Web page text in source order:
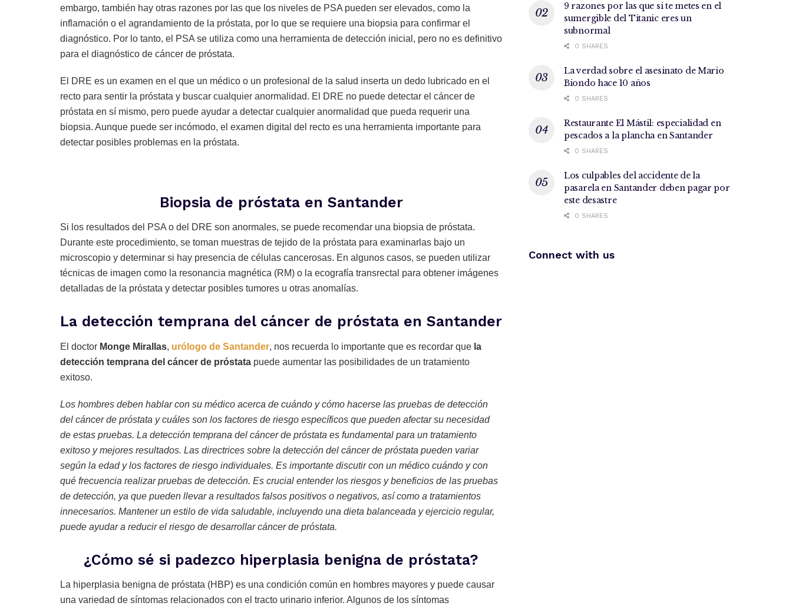
embargo, también hay otras razones por las que los niveles de PSA pueden ser elevados, como la
inflamación o el agrandamiento de la próstata, por lo que se requiere una biopsia para confirmar el
diagnóstico. Por lo tanto, el PSA se utiliza como una herramienta de detección inicial, pero no es definitivo
para el diagnóstico de cáncer de próstata.
El DRE es un examen en el que un médico o un profesional de la salud inserta un dedo lubricado en el
recto para sentir la próstata y buscar cualquier anormalidad. El DRE no puede detectar el cáncer de
próstata en sí mismo, pero puede ayudar a detectar cualquier anormalidad que pueda requerir una
biopsia. Aunque puede ser incómodo, el examen digital del recto es una herramienta importante para
detectar posibles problemas en la próstata.
Biopsia de próstata en Santander
Si los resultados del PSA o del DRE son anormales, se puede recomendar una biopsia de próstata.
Durante este procedimiento, se toman muestras de tejido de la próstata para examinarlas bajo un
microscopio y determinar si hay presencia de células cancerosas. En algunos casos, se pueden utilizar
técnicas de imagen como la resonancia magnética (RM) o la ecografía transrectal para obtener imágenes
detalladas de la próstata y detectar posibles tumores u otras anomalías.
La detección temprana del cáncer de próstata en Santander
El doctor Monge Mirallas, urólogo de Santander, nos recuerda lo importante que es recordar que la
detección temprana del cáncer de próstata puede aumentar las posibilidades de un tratamiento
exitoso.
Los hombres deben hablar con su médico acerca de cuándo y cómo hacerse las pruebas de detección
del cáncer de próstata y cuáles son los factores de riesgo específicos que pueden afectar su necesidad
de estas pruebas. La detección temprana del cáncer de próstata es fundamental para un tratamiento
exitoso y mejores resultados. Las directrices sobre la detección del cáncer de próstata pueden variar
según la edad y los factores de riesgo individuales. Es importante discutir con un médico cuándo y con
qué frecuencia realizar pruebas de detección. Es crucial entender los riesgos y beneficios de las pruebas
de detección, ya que pueden llevar a resultados falsos positivos o negativos, así como a tratamientos
innecesarios. Mantener un estilo de vida saludable, incluyendo una dieta balanceada y ejercicio regular,
puede ayudar a reducir el riesgo de desarrollar cáncer de próstata.
¿Cómo sé si padezco hiperplasia benigna de próstata?
La hiperplasia benigna de próstata (HBP) es una condición común en hombres mayores y puede causar
una variedad de síntomas relacionados con el tracto urinario inferior. Algunos de los síntomas
9 razones por las que si te metes en el
sumergible del Titanic eres un
subnormal
0 SHARES
La verdad sobre el asesinato de Mario
Biondo hace 10 años
0 SHARES
Restaurante El Mástil: especialidad en
pescados a la plancha en Santander
0 SHARES
Los culpables del accidente de la
pasarela en Santander deben pagar por
este desastre
0 SHARES
Connect with us